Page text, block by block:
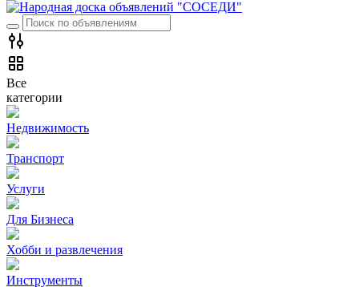
Все
категории
Недвижимость
Транспорт
Услуги
Для Бизнеса
Хобби и развлечения
Инструменты